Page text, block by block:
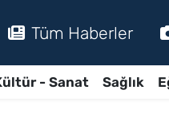
Tüm Haberler
- Sanat Sağlık